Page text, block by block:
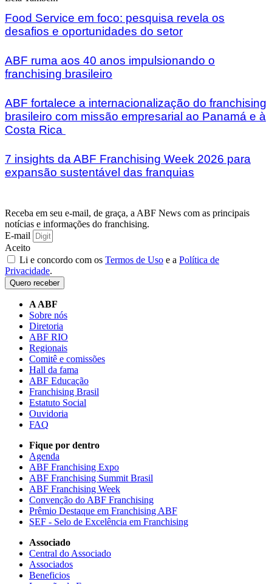
Food Service em foco: pesquisa revela os
desafios e oportunidades do setor
ABF ruma aos 40 anos impulsionando o
franchising brasileiro
ABF fortalece a internacionalização do franchising
brasileiro com missão empresarial ao Panamá e à
Costa Rica
7 insights da ABF Franchising Week 2026 para
expansão sustentável das franquias
Receba em seu e-mail, de graça, a ABF News com as principais
notícias e informações do franchising.
E-mail
Aceito
Li e concordo com os Termos de Uso e a Política de
Privacidade.
Quero receber
A ABF
Sobre nós
Diretoria
ABF RIO
Regionais
Comitê e comissões
Hall da fama
ABF Educação
Franchising Brasil
Estatuto Social
Ouvidoria
FAQ
Fique por dentro
Agenda
ABF Franchising Expo
ABF Franchising Summit Brasil
ABF Franchising Week
Convenção do ABF Franchising
Prêmio Destaque em Franchising ABF
SEF - Selo de Excelência em Franchising
Associado
Central do Associado
Associados
Beneficios